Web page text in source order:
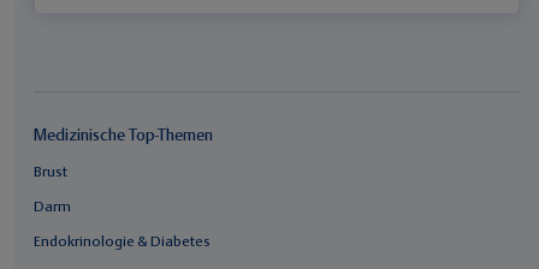
Medizinische Top-Themen
Brust
Darm
Endokrinologie & Diabetes